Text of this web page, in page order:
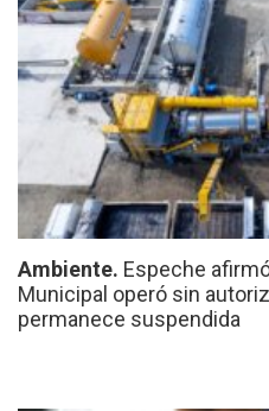
Ambiente. Espeche
Municipal operó sin
permanece suspendida